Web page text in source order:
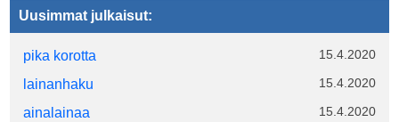
Uusimmat julkaisut:
pika korotta 15.4.2020
lainanhaku 15.4.2020
ainalainaa 15.4.2020